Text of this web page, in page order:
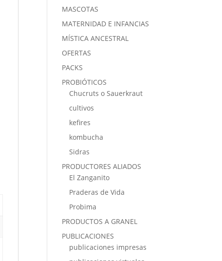
MASCOTAS
MATERNIDAD E INFANCIAS
MÍSTICA ANCESTRAL
OFERTAS
PACKS
PROBIÓTICOS
Chucruts o Sauerkraut
cultivos
kefires
kombucha
Sidras
PRODUCTORES ALIADOS
El Zanganito
Praderas de Vida
Probima
PRODUCTOS A GRANEL
PUBLICACIONES
publicaciones impresas